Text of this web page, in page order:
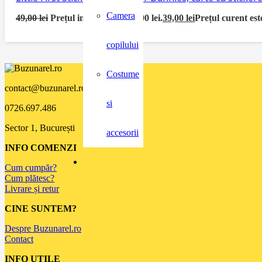
Camera
copilului
Costume
si
accesorii
49,00lei Prețul inițial a fost: 49,00 lei.39,00leiPrețul curent
contact@buzunarel.ro
0726.697.486
Sector 1, București
INFO COMENZI
Cum cumpăr?
Cum plătesc?
Livrare și retur
CINE SUNTEM?
Despre Buzunarel.ro
Contact
INFO UTILE